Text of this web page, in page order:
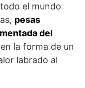
el mundo
pesas
del
la forma de un
labrado al